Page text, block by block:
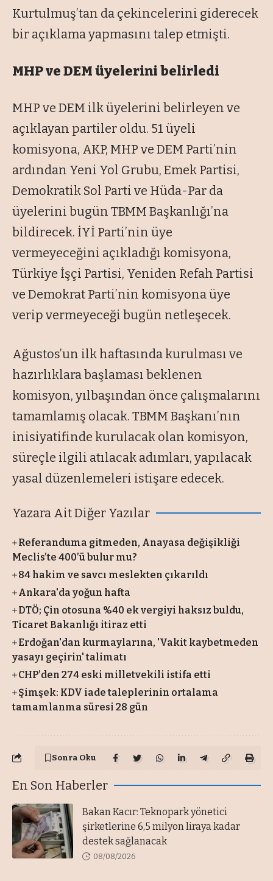
Kurtulmuş’tan da çekincelerini giderecek
bir açıklama yapmasını talep etmişti.
MHP ve DEM üyelerini belirledi
MHP ve DEM ilk üyelerini belirleyen ve
açıklayan partiler oldu. 51 üyeli
komisyona, AKP, MHP ve DEM Parti’nin
ardından Yeni Yol Grubu, Emek Partisi,
Demokratik Sol Parti ve Hüda-Par da
üyelerini bugün TBMM Başkanlığı’na
bildirecek. İYİ Parti’nin üye
vermeyeceğini açıkladığı komisyona,
Türkiye İşçi Partisi, Yeniden Refah Partisi
ve Demokrat Parti’nin komisyona üye
verip vermeyeceği bugün netleşecek.
Ağustos’un ilk haftasında kurulması ve
hazırlıklara başlaması beklenen
komisyon, yılbaşından önce çalışmalarını
tamamlamış olacak. TBMM Başkanı’nın
inisiyatifinde kurulacak olan komisyon,
süreçle ilgili atılacak adımları, yapılacak
yasal düzenlemeleri istişare edecek.
Yazara Ait Diğer Yazılar
Referanduma gitmeden, Anayasa değişikliği
Meclis’te 400’ü bulur mu?
84 hakim ve savcı meslekten çıkarıldı
Ankara'da yoğun hafta
DTÖ; Çin otosuna %40 ek vergiyi haksız buldu,
Ticaret Bakanlığı itiraz etti
Erdoğan'dan kurmaylarına, 'Vakit kaybetmeden
yasayı geçirin' talimatı
CHP’den 274 eski milletvekili istifa etti
Şimşek: KDV iade taleplerinin ortalama
tamamlanma süresi 28 gün
Sonra Oku
En Son Haberler
Bakan Kacır: Teknopark yönetici
şirketlerine 6,5 milyon liraya kadar
destek sağlanacak
08/08/2026